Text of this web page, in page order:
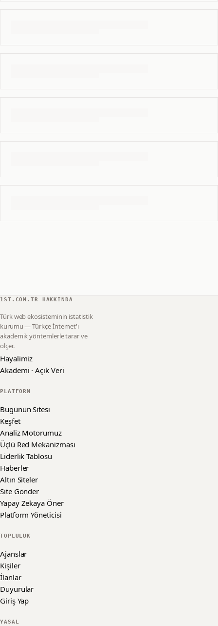
1ST.COM.TR HAKKINDA
Türk web ekosisteminin istatistik
kurumu — Türkçe İnternet'i
akademik yöntemlerle tarar ve
ölçer.
Hayalimiz
Akademi · Açık Veri
PLATFORM
Bugünün Sitesi
Keşfet
Analiz Motorumuz
Üçlü Red Mekanizması
Liderlik Tablosu
Haberler
Altın Siteler
Site Gönder
Yapay Zekaya Öner
Platform Yöneticisi
TOPLULUK
Ajanslar
Kişiler
İlanlar
Duyurular
Giriş Yap
YASAL